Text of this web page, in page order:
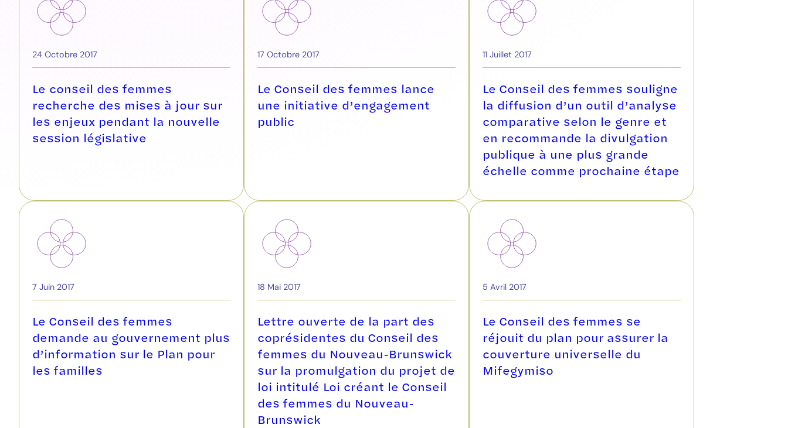
24 Octobre 2017
Le conseil des femmes
recherche des mises à jour sur
les enjeux pendant la nouvelle
session législative
17 Octobre 2017
Le Conseil des femmes lance
une initiative d’engagement
public
11 Juillet 2017
Le Conseil des femmes souligne
la diffusion d’un outil d’analyse
comparative selon le genre et
en recommande la divulgation
publique à une plus grande
échelle comme prochaine étape
7 Juin 2017
Le Conseil des femmes
demande au gouvernement plus
d’information sur le Plan pour
les familles
18 Mai 2017
Lettre ouverte de la part des
coprésidentes du Conseil des
femmes du Nouveau-Brunswick
sur la promulgation du projet de
loi intitulé Loi créant le Conseil
des femmes du Nouveau-
Brunswick
5 Avril 2017
Le Conseil des femmes se
réjouit du plan pour assurer la
couverture universelle du
Mifegymiso